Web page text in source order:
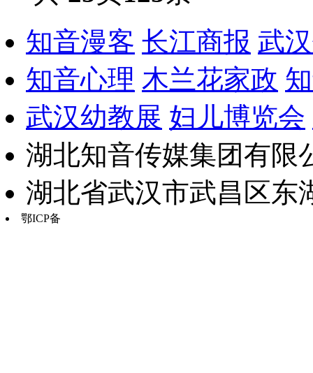
知音漫客 长江商报 武
知音心理 木兰花家政
武汉幼教展 妇儿博览会
湖北知音传媒集团有限
湖北省武汉市武昌区东
鄂ICP备